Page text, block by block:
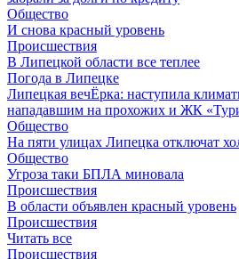
Общество
И снова красный уровень
Происшествия
В Липецкой области все теплее
Погода в Липецке
Липецкая вечЁрка: наступила
нападавшим на прохожих и ЖК
Общество
На пяти улицах Липецка отключат
Общество
Угроза таки БПЛА миновала
Происшествия
В области объявлен красный уровень
Происшествия
Читать все
Происшествия